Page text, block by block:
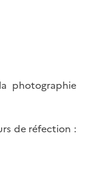
photographie
de réfection :